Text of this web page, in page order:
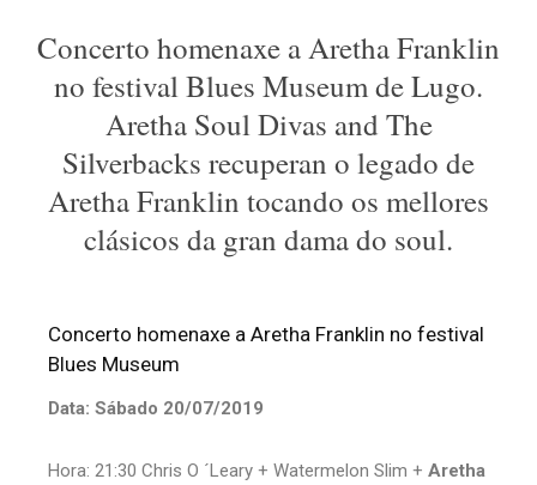
Concerto homenaxe a Aretha Franklin
no festival Blues Museum de Lugo.
Aretha Soul Divas and The
Silverbacks recuperan o legado de
Aretha Franklin tocando os mellores
clásicos da gran dama do soul.
Concerto homenaxe a Aretha Franklin no festival
Blues Museum
Data: Sábado 20/07/2019
Hora: 21:30 Chris O ´Leary + Watermelon Slim + Aretha